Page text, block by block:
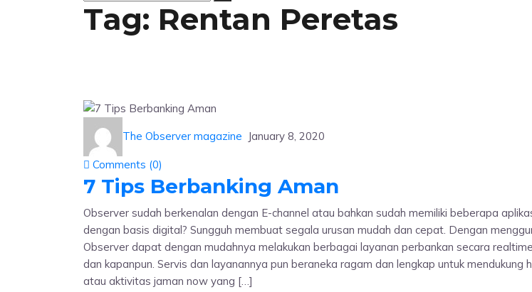
Tag: Rentan Peretas
The Observer magazine January 8, 2020
Comments (0)
7 Tips Berbanking Aman
Observer sudah berkenalan dengan E-channel atau bahkan sudah memiliki beberapa
dengan basis digital? Sungguh membuat segala urusan mudah dan cepat. Dengan
Observer dapat dengan mudahnya melakukan berbagai layanan perbankan secara
dan kapanpun. Servis dan layanannya pun beraneka ragam dan lengkap untuk mendukung
atau aktivitas jaman now yang […]